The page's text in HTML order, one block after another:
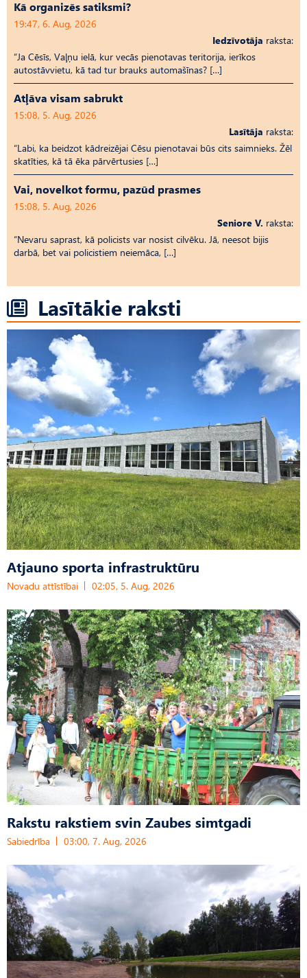
Kā organizēs satiksmi?
19:47, 6. Aug, 2026
Iedzīvotāja raksta:
“Ja Cēsīs, Vaļņu ielā, kur vecās pienotavas teritorija, ierīkos
autostāvvietu, kā tad tur brauks automašīnas? […]
Atļāva visam sabrukt
15:08, 5. Aug, 2026
Lasītāja raksta:
“Labi, ka beidzot kādreizējai Cēsu pienotavai būs cits saimnieks. Žēl
skatīties, kā tā ēka pārvērtusies […]
Vai, novelkot formu, pazūd prasmes
15:08, 5. Aug, 2026
Seniore V. raksta:
“Nevaru saprast, kā policists var nosist cilvēku. Jā, neesot bijis
darbā, bet vai policistiem neiemāca, […]
Lasītākie raksti
Atjauno sporta infrastruktūru
Novadu attīstībai 02:05, 5. Aug, 2026
Rakstu rakstiem svin Zaubes simtgadi
Sabiedrība 03:00, 7. Aug, 2026